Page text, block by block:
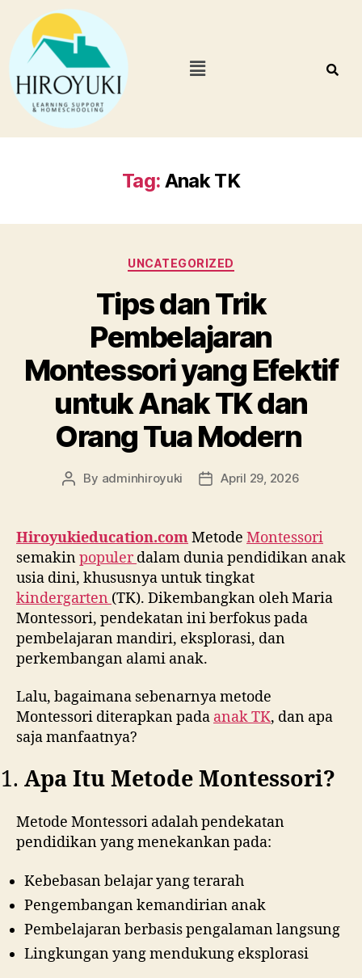
Tag: Anak TK
UNCATEGORIZED
Tips dan Trik
Pembelajaran
Montessori yang Efektif
untuk Anak TK dan
Orang Tua Modern
By adminhiroyuki April 29, 2026
Hiroyukieducation.comMetode Montessori
semakinpopulerdalam dunia pendidikan anak
usia dini, khususnya untuk tingkat
kindergarten (TK). Dikembangkan oleh Maria
Montessori, pendekatan ini berfokus pada
pembelajaran mandiri, eksplorasi, dan
perkembangan alami anak.
Lalu, bagaimana sebenarnya metode
Montessori diterapkan pada anak TK, dan apa
saja manfaatnya?
Apa Itu Metode Montessori?
Metode Montessori adalah pendekatan
pendidikan yang menekankan pada:
Kebebasan belajar yang terarah
Pengembangan kemandirian anak
Pembelajaran berbasis pengalaman langsung
Lingkungan yang mendukung eksplorasi